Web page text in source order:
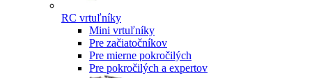
RC vrtuľníky
Mini vrtuľníky
Pre začiatočníkov
Pre mierne pokročilých
Pre pokročilých a expertov